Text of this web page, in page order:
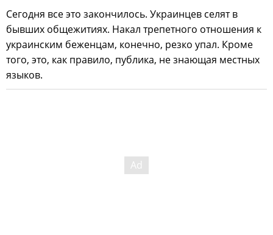
Сегодня все это закончилось. Украинцев селят в
бывших общежитиях. Накал трепетного отношения к
украинским беженцам, конечно, резко упал. Кроме
того, это, как правило, публика, не знающая местных
языков.